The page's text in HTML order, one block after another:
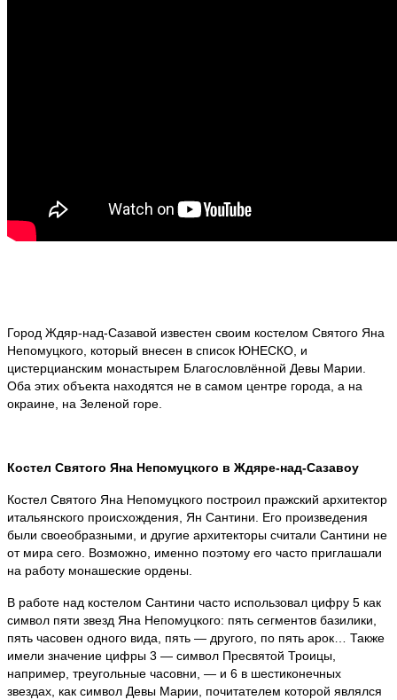
Город Ждяр-над-Сазавой известен своим костелом Святого Яна
Непомуцкого, который внесен в список ЮНЕСКО, и
цистерцианским монастырем Благословлённой Девы Марии.
Оба этих объекта находятся не в самом центре города, а на
окраине, на Зеленой горе.
Костел Святого Яна Непомуцкого в Ждяре-над-Сазавоу
Костел Святого Яна Непомуцкого построил пражский архитектор
итальянского происхождения, Ян Сантини. Его произведения
были своеобразными, и другие архитекторы считали Сантини не
от мира сего. Возможно, именно поэтому его часто приглашали
на работу монашеские ордены.
В работе над костелом Сантини часто использовал цифру 5 как
символ пяти звезд Яна Непомуцкого: пять сегментов базилики,
пять часовен одного вида, пять — другого, по пять арок… Также
имели значение цифры 3 — символ Пресвятой Троицы,
например, треугольные часовни, — и 6 в шестиконечных
звездах, как символ Девы Марии, почитателем которой являлся